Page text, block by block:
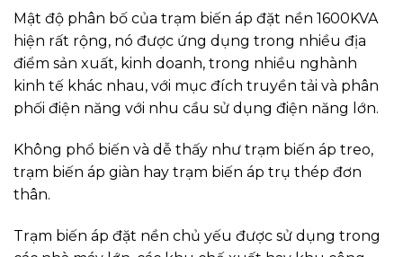
điện tới nơi tiêu thụ.
Mục đích
Nhằm mục đích tăng điện áp và hạn chế tổn suất
công suất và giảm giá thành tiết kiệm chi phí đầu tư
về đường dây. Nhưng với công suất lớn hơn nhiều,
cũng như chi phí đầu tư trang thiết bị, cơ sở hạ tầng
cho trạm này cao hơn.
Tuy chi phí đầu tư ban đầu cao, nhưng việc sử dụng
trạm biến áp đặt nền 1600KVA này, sẽ giúp quý